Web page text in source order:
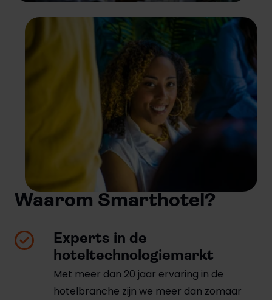
Waarom Smarthotel?
Experts in de
hoteltechnologiemarkt
Met meer dan 20 jaar ervaring in de
hotelbranche zijn we meer dan zomaar